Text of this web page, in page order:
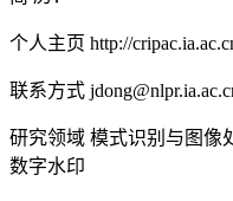
个人主页 http://
联系方式
研究领域 模式识别与图像
数字水印